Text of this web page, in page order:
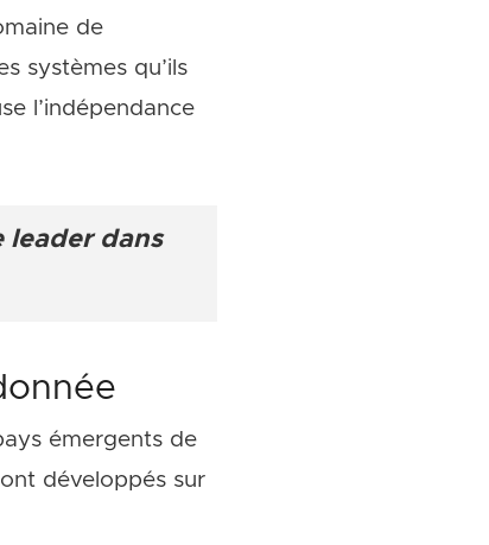
de
systèmes qu’ils
l’indépendance
leader dans
émergents de
développés sur